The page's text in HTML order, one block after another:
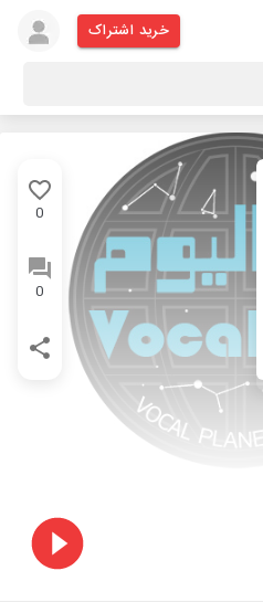
خرید اشتراک
0
0